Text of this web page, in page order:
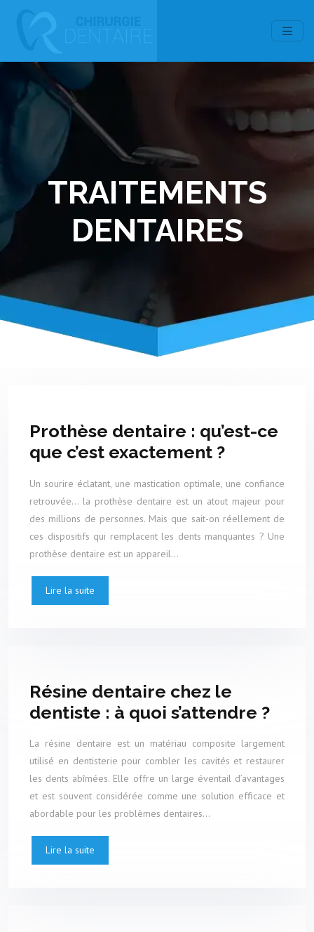
TRAITEMENTS
DENTAIRES
Prothèse dentaire : qu’est-ce
que c’est exactement ?
Un sourire éclatant, une mastication optimale, une confiance
retrouvée… la prothèse dentaire est un atout majeur pour
des millions de personnes. Mais que sait-on réellement de
ces dispositifs qui remplacent les dents manquantes ? Une
prothèse dentaire est un appareil…
Lire la suite
Résine dentaire chez le
dentiste : à quoi s’attendre ?
La résine dentaire est un matériau composite largement
utilisé en dentisterie pour combler les cavités et restaurer
les dents abîmées. Elle offre un large éventail d’avantages
et est souvent considérée comme une solution efficace et
abordable pour les problèmes dentaires…
Lire la suite